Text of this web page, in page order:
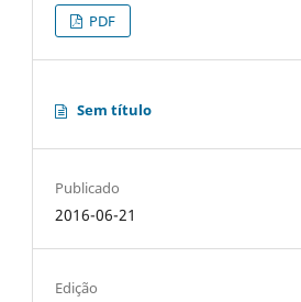
PDF
Sem título
Publicado
2016-06-21
Edição